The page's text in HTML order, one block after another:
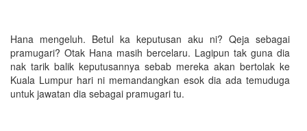
Hana mengeluh. Betul ka keputusan aku ni? Qeja sebagai
pramugari? Otak Hana masih bercelaru. Lagipun tak guna dia
nak tarik balik keputusannya sebab mereka akan bertolak ke
Kuala Lumpur hari ni memandangkan esok dia ada temuduga
untuk jawatan dia sebagai pramugari tu.